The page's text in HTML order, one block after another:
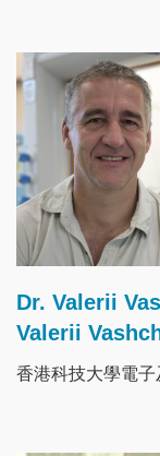
Image
Dr. Valerii
Valerii
香港科技大學電